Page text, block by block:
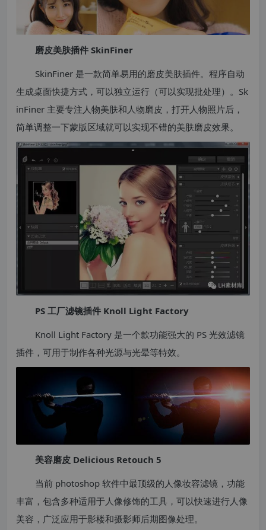
磨皮美肤插件 SkinFiner
SkinFiner 是一款简单易用的磨皮美肤插件。程序自动
生成桌面快捷方式，可以独立运行（可以实现批处理）。Sk
inFiner 主要专注人物美肤和人物磨皮，打开人物照片后，
简单调整一下蒙版区域就可以实现不错的美肤磨皮效果。
PS 工厂滤镜插件 Knoll Light Factory
Knoll Light Factory 是一个款功能强大的 PS 光效滤镜
插件，可用于制作各种光源与光晕等特效。
美容磨皮 Delicious Retouch 5
当前 photoshop 软件中最顶级的人像妆容滤镜，功能
丰富，包含多种适用于人像修饰的工具，可以快速进行人像
美容，广泛应用于影楼和摄影师后期图像处理。